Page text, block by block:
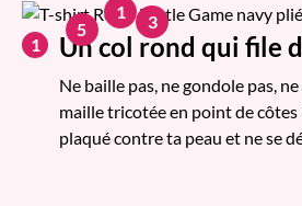
1 Un col rond qui file
Ne baille pas, ne gondole pas,
maille tricotée en point de côtes
plaqué contre ta peau et ne se
1 3
5